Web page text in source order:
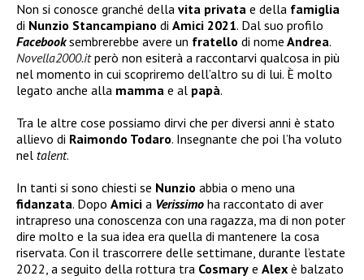
Non si conosce granché della vita privata e della famiglia
di Nunzio Stancampiano di Amici 2021. Dal suo profilo
Facebooksembrerebbe avere un fratello di nome Andrea.
Novella2000.it però non esiterà a raccontarvi qualcosa in più
nel momento in cui scopriremo dell’altro su di lui. È molto
legato anche alla mamma e al papà.
Tra le altre cose possiamo dirvi che per diversi anni è stato
allievo di Raimondo Todaro. Insegnante che poi l’ha voluto
nel talent.
In tanti si sono chiesti se Nunzio abbia o meno una
fidanzata. Dopo Amici a Verissimo ha raccontato di aver
intrapreso una conoscenza con una ragazza, ma di non poter
dire molto e la sua idea era quella di mantenere la cosa
riservata. Con il trascorrere delle settimane, durante l’estate
2022, a seguito della rottura tra Cosmary e Alex è balzato